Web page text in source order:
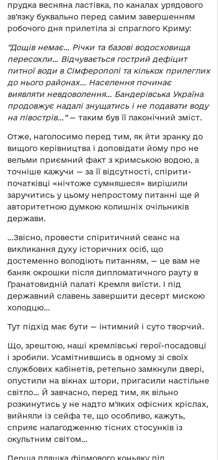
прудка весняна ластівка, по каналах урядового
зв’язку буквально перед самим завершенням
робочого дня прилетіла зі спраглого Криму:
“Дощів немає… Річки та базові водосховища
пересохли… Відчувається гострий дефіцит
питної води в Сімферополі та кількох прилеглих
до нього районах… Населення починає
виявляти невдоволення… Бандерівська Україна
продовжує надалі знущатись і не подавати воду
на півострів…”— таким був її лаконічний зміст.
Отже, наголосимо перед тим, як йти зранку до
вищого керівництва і доповідати йому про не
вельми приємний факт з кримською водою, а
точніше кажучи — за її відсутності, спірити-
початківці «нічтоже сумняшеся» вирішили
заручитись у цьому непростому питанні ще й
авторитетною думкою колишніх очільників
держави.
…Звісно, провести спіритичний сеанс на
викликання духу історичних осіб, що
достеменно володіють питанням, — це вам не
баняк окрошки після дипломатичного рауту в
Гранатовидній палаті Кремля виїсти. І під
державний славень завершити десерт мискою
холодцю…
Тут підхід має бути — інтимний і суто творчий.
Що, зрештою, наші кремлівські герої-посадовці
і зробили. Усамітнившись в одному зі своїх
службових кабінетів, ретельно замкнули двері,
опустили на вікнах штори, пригасили настільне
світло… Й завчасно, перед тим, як вільно
розкинутись у не надто м’яких офісних кріслах,
вийняли із сейфа те, що особливо, кажуть,
сприяє налагодженню тісних стосунків із
окультним світом…
Перша пляшка фірмового коньяку під